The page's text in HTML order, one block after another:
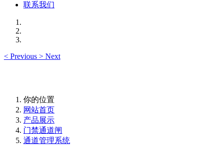
联系我们
< Previous > Next
你的位置
网站首页
产品展示
门禁通道闸
通道管理系统